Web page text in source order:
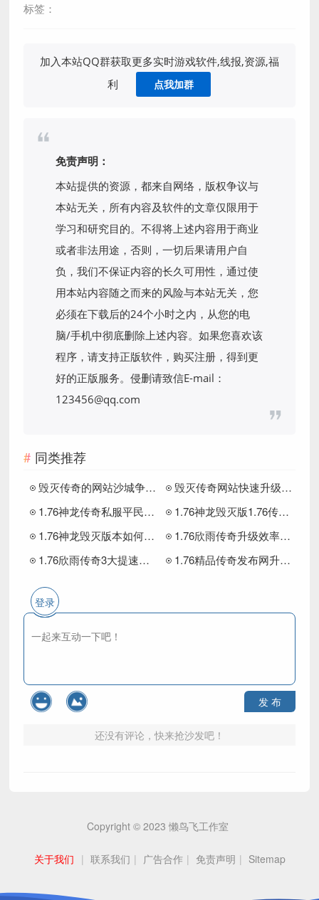
标签：
加入本站QQ群获取更多实时游戏软件,线报,资源,福
利
点我加群
免责声明：
本站提供的资源，都来自网络，版权争议与
本站无关，所有内容及软件的文章仅限用于
学习和研究目的。不得将上述内容用于商业
或者非法用途，否则，一切后果请用户自
负，我们不保证内容的长久可用性，通过使
用本站内容随之而来的风险与本站无关，您
必须在下载后的24个小时之内，从您的电
脑/手机中彻底删除上述内容。如果您喜欢该
程序，请支持正版软件，购买注册，得到更
好的正版服务。侵删请致信E-mail：
123456@qq.com
同类推荐
毁灭传奇的网站沙城争霸中法师与道士的隐藏职业搭配竟如此逆天
毁灭传奇网站快速升级这些隐藏技巧让90%玩家都忽略了！
1.76神龙传奇私服平民玩家装备获取全攻略，这些隐藏途径90%人没发现
1.76神龙毁灭版1.76传奇玩家如何用走位技巧反杀BOSS
1.76神龙毁灭版本如何高效刷怪
1.76欣雨传奇升级效率差在哪？3大技巧助你弯道超车
1.76欣雨传奇3大提速技巧让屠龙刀不再是梦
1.76精品传奇发布网升级效率实战技巧
登录
发 布
还没有评论，快来抢沙发吧！
Copyright © 2023 懒鸟飞工作室
关于我们 | 联系我们 | 广告合作 | 免责声明 | Sitemap